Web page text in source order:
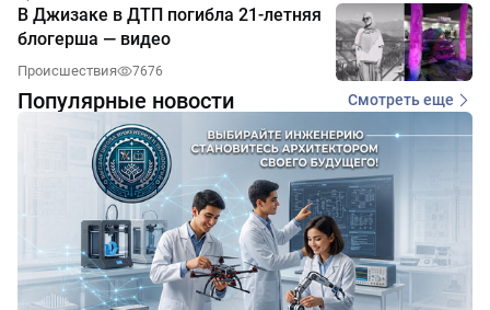
В Джизаке в ДТП погибла 21-летняя
блогерша — видео
Происшествия 7676
Популярные новости Смотреть еще